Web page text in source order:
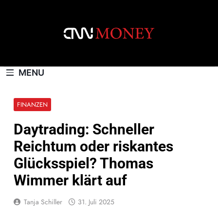
MENU
FINANZEN
Daytrading: Schneller
Reichtum oder riskantes
Glücksspiel? Thomas
Wimmer klärt auf
Tanja Schiller 31. Juli 2025